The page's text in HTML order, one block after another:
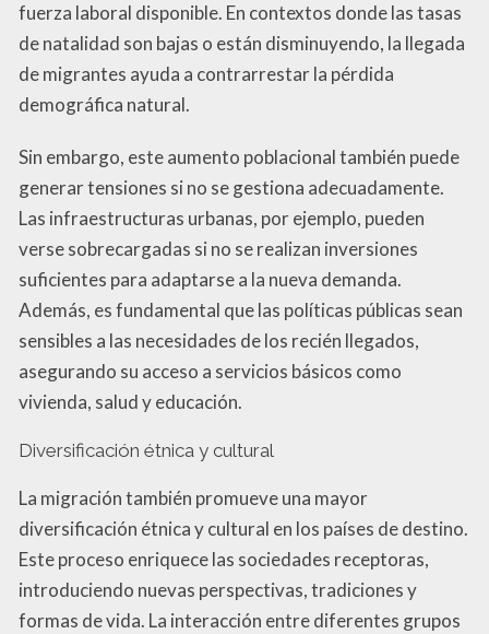
fuerza laboral disponible. En contextos donde las tasas
de natalidad son bajas o están disminuyendo, la llegada
de migrantes ayuda a contrarrestar la pérdida
demográfica natural.
Sin embargo, este aumento poblacional también puede
generar tensiones si no se gestiona adecuadamente.
Las infraestructuras urbanas, por ejemplo, pueden
verse sobrecargadas si no se realizan inversiones
suficientes para adaptarse a la nueva demanda.
Además, es fundamental que las políticas públicas sean
sensibles a las necesidades de los recién llegados,
asegurando su acceso a servicios básicos como
vivienda, salud y educación.
Diversificación étnica y cultural
La migración también promueve una mayor
diversificación étnica y cultural en los países de destino.
Este proceso enriquece las sociedades receptoras,
introduciendo nuevas perspectivas, tradiciones y
formas de vida. La interacción entre diferentes grupos